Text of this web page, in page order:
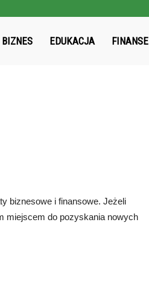
BIZNES EDUKACJA FINANSE
biznesowe i finansowe. Jeżeli
miejscem do pozyskania nowych